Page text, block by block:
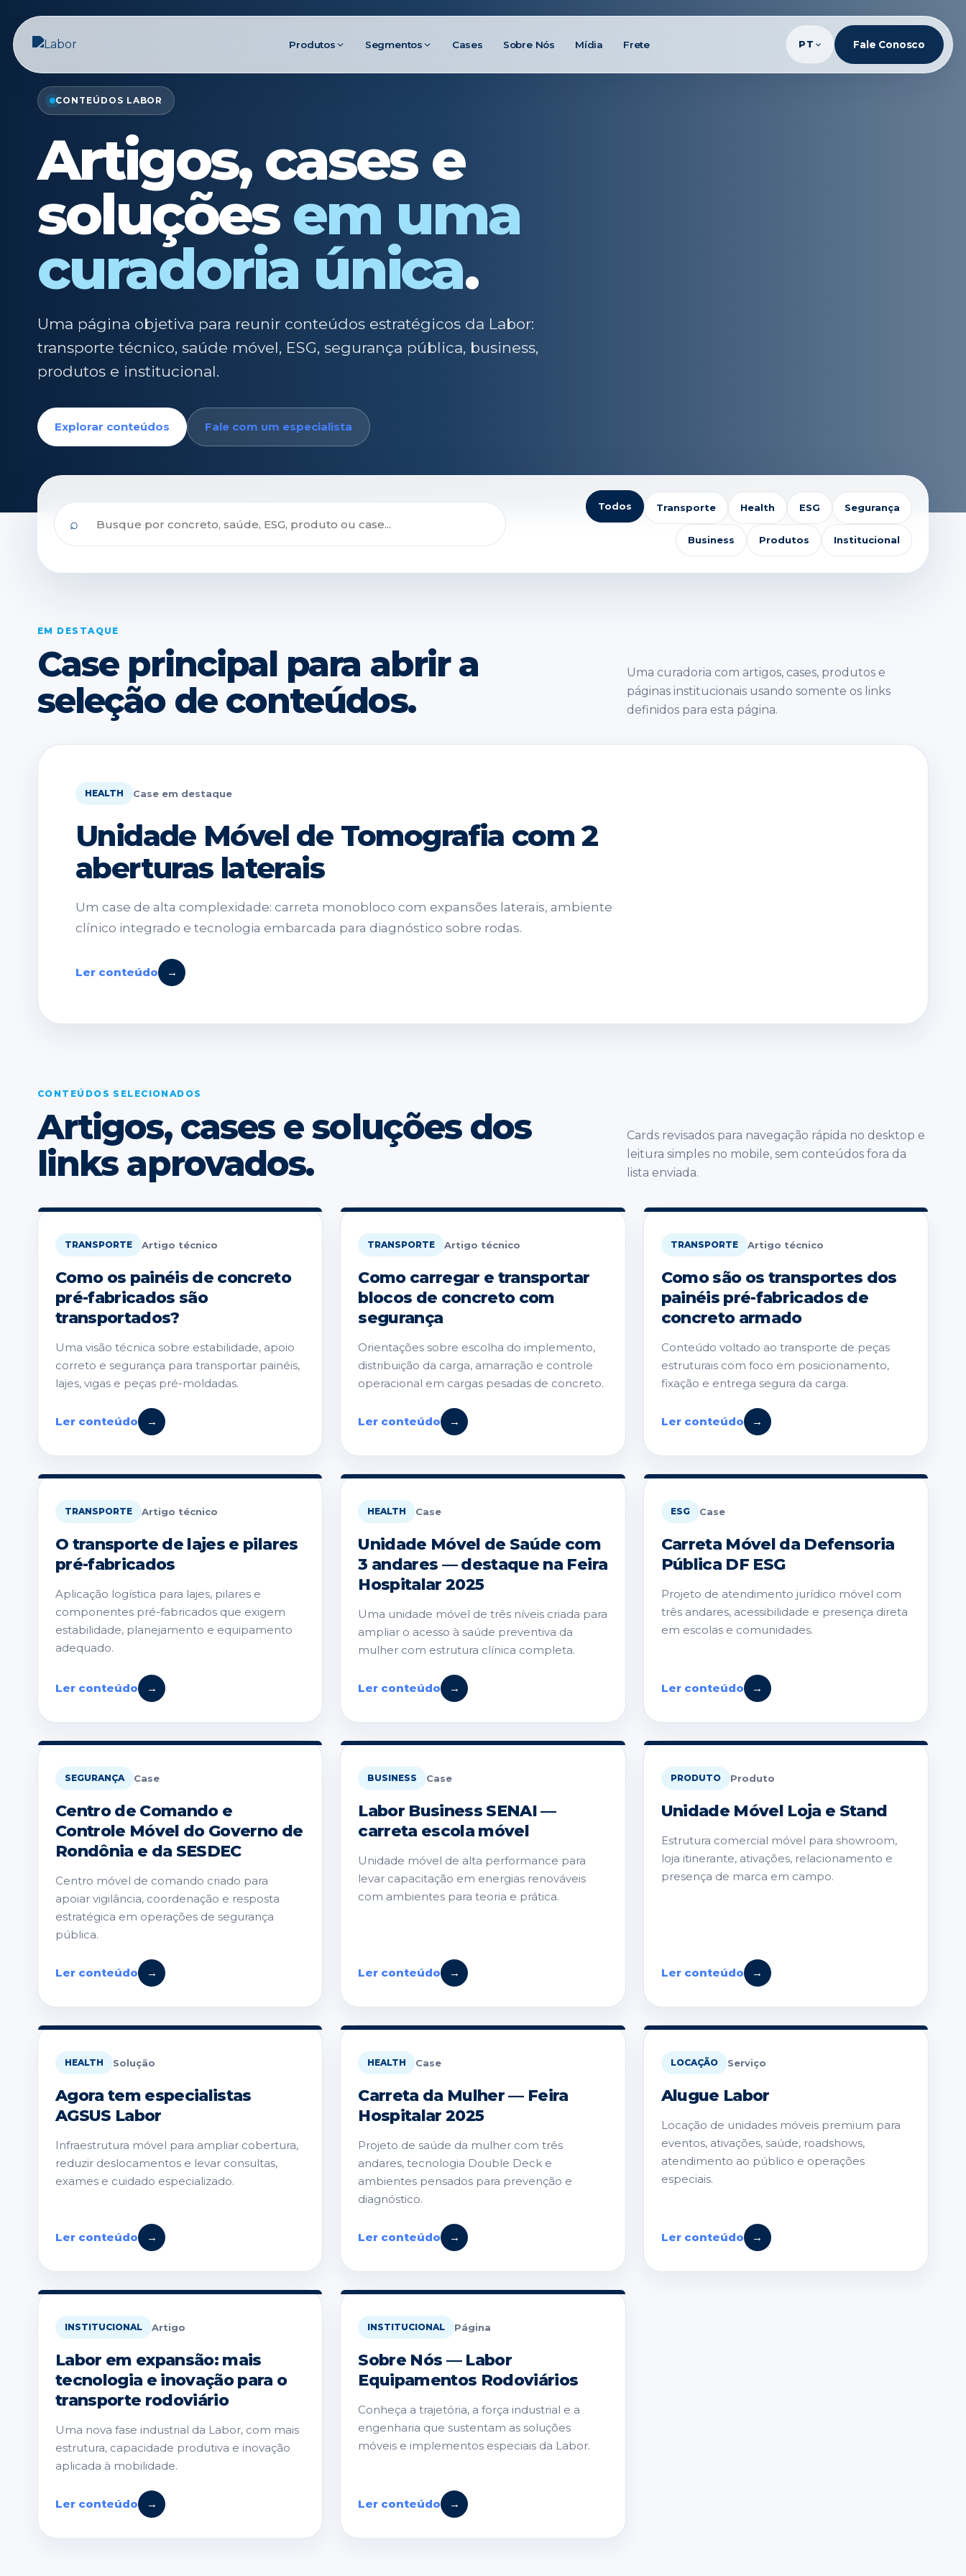
Produtos Segmentos Cases Sobre Nós Mídia Frete PT Fale Conosco
CONTEÚDOS LABOR
Artigos, cases e
soluçõesem uma
curadoria única.
Uma página objetiva para reunir conteúdos estratégicos da Labor:
transporte técnico, saúde móvel, ESG, segurança pública, business,
produtos e institucional.
Explorar conteúdos Fale com um especialista
⌕
Todos Transporte Health ESG Segurança
Business Produtos Institucional
EM DESTAQUE
Case principal para abrir a
seleção de conteúdos.
Uma curadoria com artigos, cases, produtos e
páginas institucionais usando somente os links
definidos para esta página.
HEALTH Case em destaque
Unidade Móvel de Tomografia com 2
aberturas laterais
Um case de alta complexidade: carreta monobloco com expansões laterais, ambiente
clínico integrado e tecnologia embarcada para diagnóstico sobre rodas.
Ler conteúdo →
CONTEÚDOS SELECIONADOS
Artigos, cases e soluções dos
links aprovados.
Cards revisados para navegação rápida no desktop e
leitura simples no mobile, sem conteúdos fora da
lista enviada.
TRANSPORTE Artigo técnico
Como os painéis de concreto
pré-fabricados são
transportados?
Uma visão técnica sobre estabilidade, apoio
correto e segurança para transportar painéis,
lajes, vigas e peças pré-moldadas.
Ler conteúdo →
TRANSPORTE Artigo técnico
Como carregar e transportar
blocos de concreto com
segurança
Orientações sobre escolha do implemento,
distribuição da carga, amarração e controle
operacional em cargas pesadas de concreto.
Ler conteúdo →
TRANSPORTE Artigo técnico
Como são os transportes dos
painéis pré-fabricados de
concreto armado
Conteúdo voltado ao transporte de peças
estruturais com foco em posicionamento,
fixação e entrega segura da carga.
Ler conteúdo →
TRANSPORTE Artigo técnico
O transporte de lajes e pilares
pré-fabricados
Aplicação logística para lajes, pilares e
componentes pré-fabricados que exigem
estabilidade, planejamento e equipamento
adequado.
Ler conteúdo →
HEALTH Case
Unidade Móvel de Saúde com
3 andares — destaque na Feira
Hospitalar 2025
Uma unidade móvel de três níveis criada para
ampliar o acesso à saúde preventiva da
mulher com estrutura clínica completa.
Ler conteúdo →
ESG Case
Carreta Móvel da Defensoria
Pública DF ESG
Projeto de atendimento jurídico móvel com
três andares, acessibilidade e presença direta
em escolas e comunidades.
Ler conteúdo →
SEGURANÇA Case
Centro de Comando e
Controle Móvel do Governo de
Rondônia e da SESDEC
Centro móvel de comando criado para
apoiar vigilância, coordenação e resposta
estratégica em operações de segurança
pública.
Ler conteúdo →
BUSINESS Case
Labor Business SENAI —
carreta escola móvel
Unidade móvel de alta performance para
levar capacitação em energias renováveis
com ambientes para teoria e prática.
Ler conteúdo →
PRODUTO Produto
Unidade Móvel Loja e Stand
Estrutura comercial móvel para showroom,
loja itinerante, ativações, relacionamento e
presença de marca em campo.
Ler conteúdo →
HEALTH Solução
Agora tem especialistas
AGSUS Labor
Infraestrutura móvel para ampliar cobertura,
reduzir deslocamentos e levar consultas,
exames e cuidado especializado.
Ler conteúdo →
HEALTH Case
Carreta da Mulher — Feira
Hospitalar 2025
Projeto de saúde da mulher com três
andares, tecnologia Double Deck e
ambientes pensados para prevenção e
diagnóstico.
Ler conteúdo →
LOCAÇÃO Serviço
Alugue Labor
Locação de unidades móveis premium para
eventos, ativações, saúde, roadshows,
atendimento ao público e operações
especiais.
Ler conteúdo →
INSTITUCIONAL Artigo
Labor em expansão: mais
tecnologia e inovação para o
transporte rodoviário
Uma nova fase industrial da Labor, com mais
estrutura, capacidade produtiva e inovação
aplicada à mobilidade.
Ler conteúdo →
INSTITUCIONAL Página
Sobre Nós — Labor
Equipamentos Rodoviários
Conheça a trajetória, a força industrial e a
engenharia que sustentam as soluções
móveis e implementos especiais da Labor.
Ler conteúdo →